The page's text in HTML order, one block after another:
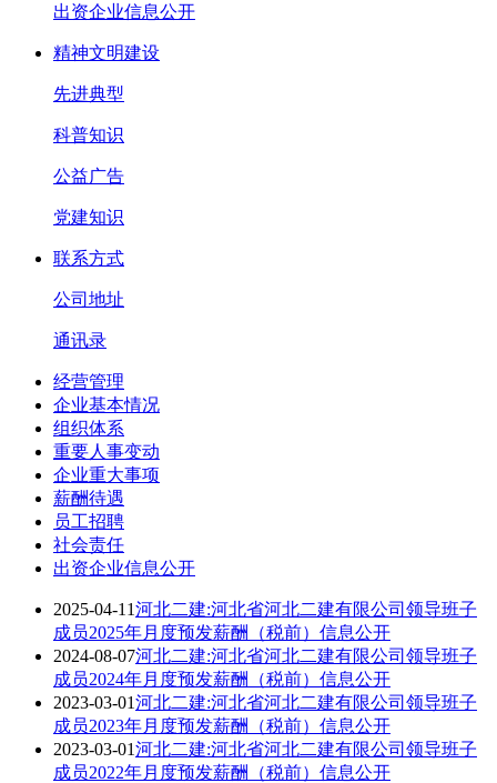
出资企业信息公开
精神文明建设
先进典型
科普知识
公益广告
党建知识
联系方式
公司地址
通讯录
经营管理
企业基本情况
组织体系
重要人事变动
企业重大事项
薪酬待遇
员工招聘
社会责任
出资企业信息公开
2025-04-11河北二建:河北省河北二建有限公司领导班子
成员2025年月度预发薪酬（税前）信息公开
2024-08-07河北二建:河北省河北二建有限公司领导班子
成员2024年月度预发薪酬（税前）信息公开
2023-03-01河北二建:河北省河北二建有限公司领导班子
成员2023年月度预发薪酬（税前）信息公开
2023-03-01河北二建:河北省河北二建有限公司领导班子
成员2022年月度预发薪酬（税前）信息公开